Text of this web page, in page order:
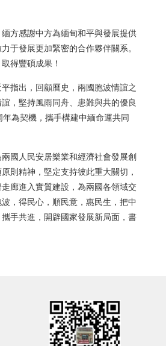
方感謝中方為緬甸和平與發展提供
于發展更加緊密的合作夥伴關系。
得豐碩成果！
指出，回顧曆史，兩國胞波情誼之
，堅持風雨同舟、患難與共的優良
為契機，攜手構建中緬命運共同
國人民安居樂業和經濟社會發展創
則精神，堅定支持彼此重大關切，
廊進入實質建設，為兩國各領域交
，得民心，順民意，惠民生，把中
手共進，開辟國家發展新局面，書